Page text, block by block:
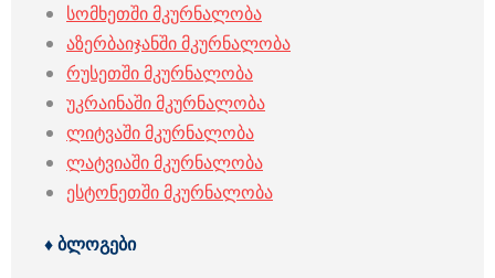
სომხეთში მკურნალობა
აზერბაიჯანში მკურნალობა
რუსეთში მკურნალობა
უკრაინაში მკურნალობა
ლიტვაში მკურნალობა
ლატვიაში მკურნალობა
ესტონეთში მკურნალობა
♦ ბლოგები